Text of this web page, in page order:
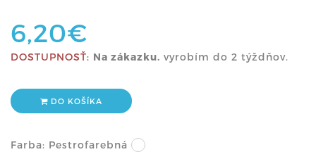
6,20€
DOSTUPNOSŤ: Na zákazku. vyrobím do 2 týždňov.
DO KOŠÍKA
Farba: Pestrofarebná